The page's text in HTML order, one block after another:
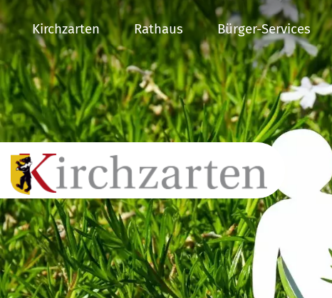
Kirchzarten Rathaus Bürger-Services